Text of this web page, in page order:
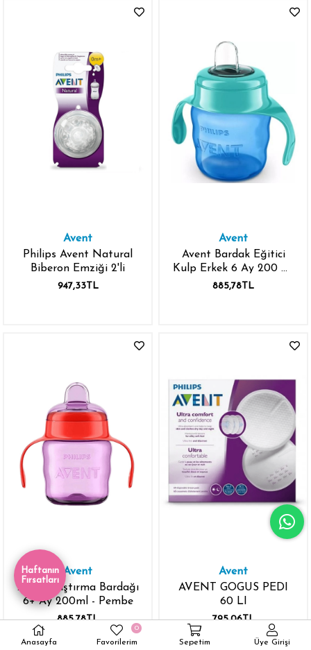
Avent
Philips Avent Natural
Biberon Emziği 2'li
947,33TL
Avent
Avent Bardak Eğitici
Kulp Erkek 6 Ay 200 ml
Biberon
885,78TL
Avent
Avent Alıştırma Bardağı
6+ Ay 200ml - Pembe
885,78TL
Avent
AVENT GOGUS PEDI
60 LI
795,06TL
Haftanın
Fırsatları
Anasayfa Favorilerim
0
Sepetim Üye Girişi